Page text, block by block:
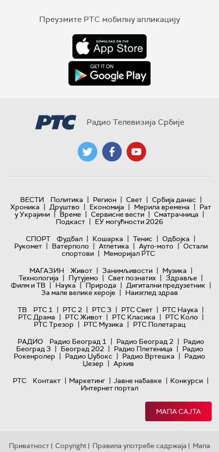
Преузмите РТС мобилну апликацију
Радио Телевизија Србије
ВЕСТИ Политика | Регион | Свет | Србија данас |
Хроника | Друштво | Економија | Мерила времена | Рат
у Украјини | Време | Сервисне вести | Сматрачница |
Подкаст | ЕУ могућности 2026
СПОРТ
Фудбал | Кошарка | Тенис | Одбојка |
Рукомет | Ватерполо | Атлетика | Ауто-мото | Остали
спортови | Меморијал РТС
МАГАЗИН
Живот | Занимљивости | Музика |
Технологијa | Путујемо | Свет познатих | Здравље |
Филм и ТВ | Наука | Природа | Дигитални предузетник |
За мале велике хероје | Наизглед здрав
ТВ
РТС 1 | РТС 2 | РТС 3 | РТС Свет | РТС Наука |
РТС Драма | РТС Живот | РТС Класика | РТС Коло |
РТС Трезор | РТС Музика | РТС Полетарац
РАДИО
Радио Београд 1 | Радио Београд 2 | Радио
Београд 3 | Београд 202 | Радио Плетеница | Радио
Рокенролер | Радио Џубокс | Радио Вртешка | Радио
Џезер | Архив
РТС
Контакт | Маркетинг | Јавне набавке | Конкурси |
Интернет портал
МАПА САЈТА
Приватност | Copyright | Правила употребе садржаја | Мапа